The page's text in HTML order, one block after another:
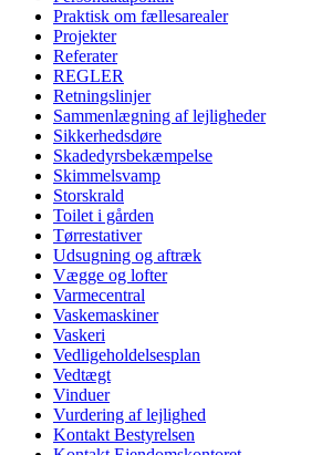
Praktisk om fællesarealer
Projekter
Referater
REGLER
Retningslinjer
Sammenlægning af lejligheder
Sikkerhedsdøre
Skadedyrsbekæmpelse
Skimmelsvamp
Storskrald
Toilet i gården
Tørrestativer
Udsugning og aftræk
Vægge og lofter
Varmecentral
Vaskemaskiner
Vaskeri
Vedligeholdelsesplan
Vedtægt
Vinduer
Vurdering af lejlighed
Kontakt Bestyrelsen